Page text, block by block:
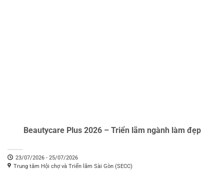
Beautycare Plus 2026 – Triển lãm ngành làm đẹp
23/07/2026 - 25/07/2026
Trung tâm Hội chợ và Triển lãm Sài Gòn (SECC)